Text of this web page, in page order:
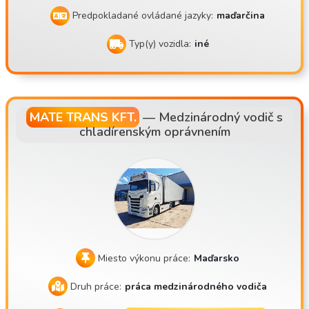
Predpokladané ovládané jazyky: maďarčina
Typ(y) vozidla: iné
MATE TRANS KFT. — Medzinárodný vodič s
chladírenským oprávnením
Miesto výkonu práce: Maďarsko
Druh práce: práca medzinárodného vodiča